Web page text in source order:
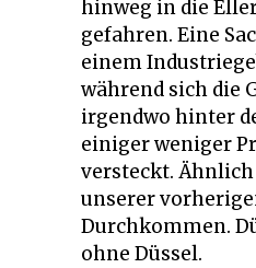
hinweg in die
gefahren. Eine
einem
während sich die
irgendwo hinter
einiger weniger
versteckt.
unserer
Durchkommen.
ohne Düssel.